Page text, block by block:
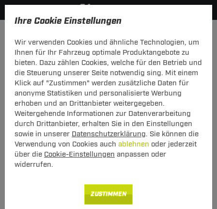
Ihre Cookie Einstellungen
Wir verwenden Cookies und ähnliche Technologien, um
Ihnen für Ihr Fahrzeug optimale Produktangebote zu
bieten. Dazu zählen Cookies, welche für den Betrieb und
die Steuerung unserer Seite notwendig sing. Mit einem
Klick auf "Zustimmen" werden zusätzliche Daten für
anonyme Statistiken und personalisierte Werbung
erhoben und an Drittanbieter weitergegeben.
Weitergehende Informationen zur Datenverarbeitung
durch Drittanbieter, erhalten Sie in den Einstellungen
sowie in unserer Datenschutzerklärung. Sie können die
Verwendung von Cookies auch ablehnen oder jederzeit
über die Cookie-Einstellungen anpassen oder
widerrufen.
ZUSTIMMEN
Mein Konto
Falls Sie schon Kunde bei uns sind, melden Sie sich bitte
hier mit Ihrer E-Mail-Adresse und Ihrem Passwort an.
Ich bin bereits Kunde
Bitte mit E-Mail-Adresse und Passwort hier anmelden.
E-Mail: